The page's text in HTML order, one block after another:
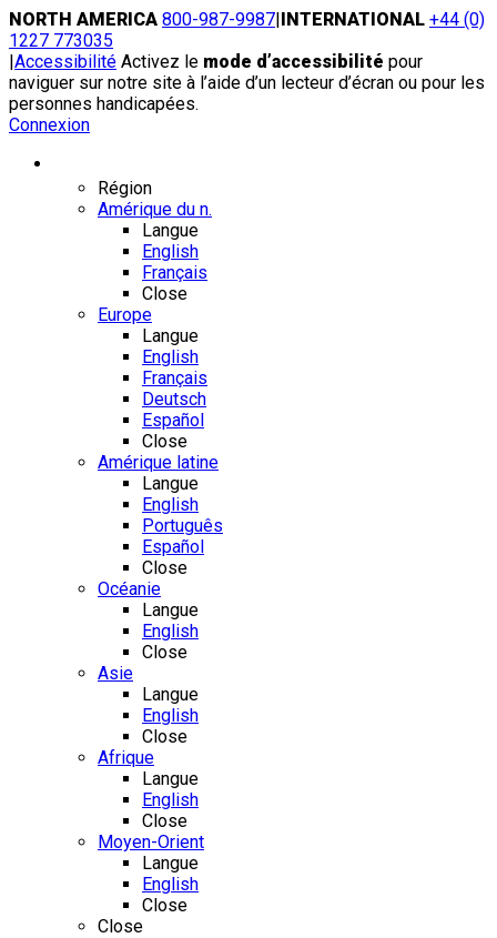
Skip
to
content
NORTH AMERICA 800-987-9987|INTERNATIONAL +44 (0)
1227 773035
|Accessibilité Activez le mode d’accessibilité pour
naviguer sur notre site à l’aide d’un lecteur d’écran ou pour les
personnes handicapées.
Connexion
Région
Amérique du n.
Langue
English
Français
Close
Europe
Langue
English
Français
Deutsch
Español
Close
Amérique latine
Langue
English
Português
Español
Close
Océanie
Langue
English
Close
Asie
Langue
English
Close
Afrique
Langue
English
Close
Moyen-Orient
Langue
English
Close
Close